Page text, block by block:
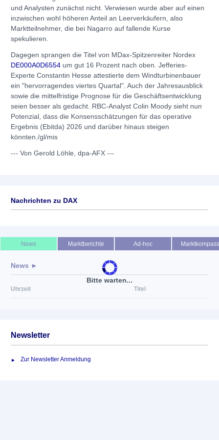
und Analysten zunächst nicht. Verwiesen wurde aber auf einen
inzwischen wohl höheren Anteil an Leerverkäufern, also
Marktteilnehmer, die bei Nagarro auf fallende Kurse
spekulieren.
Dagegen sprangen die Titel von MDax-Spitzenreiter Nordex
DE000A0D6554 um gut 16 Prozent nach oben. Jefferies-
Experte Constantin Hesse attestierte dem Windturbinenbauer
ein "hervorragendes viertes Quartal". Auch der Jahresausblick
sowie die mittelfristige Prognose für die Geschäftsentwicklung
seien besser als gedacht. RBC-Analyst Colin Moody sieht nun
Potenzial, dass die Konsensschätzungen für das operative
Ergebnis (Ebitda) 2026 und darüber hinaus steigen
könnten./gl/mis
--- Von Gerold Löhle, dpa-AFX ---
Nachrichten zu DAX
Bitte warten...
News Marktberichte Ad-hoc Marktkompass
News ►
Uhrzeit Titel
Newsletter
Zur Newsletter Anmeldung